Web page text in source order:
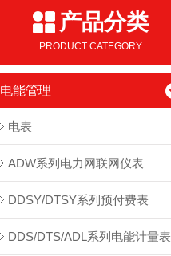
产品分类
PRODUCT CATEGORY
电能管理
电表
ADW系列电力网联网仪表
DDSY/DTSY系列预付费表
DDS/DTS/ADL系列电能计量表